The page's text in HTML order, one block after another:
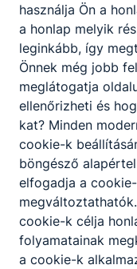
Túrázz a sulival!:
diákegyesületek
kerékpáros vagy
meg a diákokkal
Millió lépés az
Magyarország
azaktívéletmódot
kampánya. Az
indul, és a 11
teljesítő iskolák
nyerhet 1 millió
használja Ön a
a honlap melyik
leginkább, így
Önnek még jobb
meglátogatja
ellenőrizheti és
kat? Minden
cookie-k
böngésző
elfogadja a
cookie-k célja
folyamatainak
a cookie-k